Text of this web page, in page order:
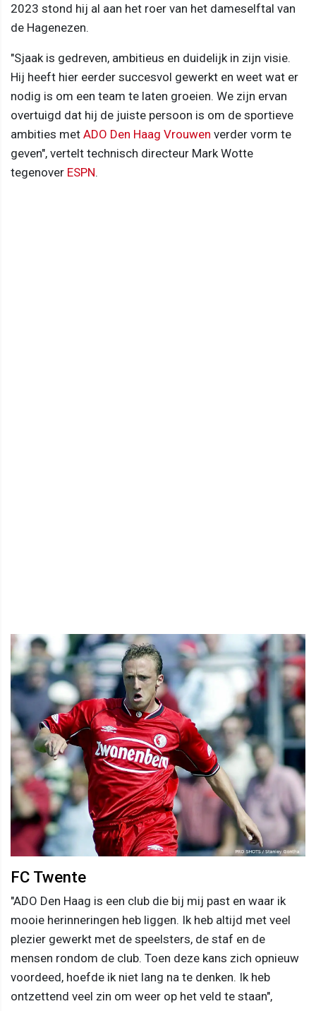
2023 stond hij al aan het roer van het dameselftal van
de Hagenezen.
"Sjaak is gedreven, ambitieus en duidelijk in zijn visie.
Hij heeft hier eerder succesvol gewerkt en weet wat er
nodig is om een team te laten groeien. We zijn ervan
overtuigd dat hij de juiste persoon is om de sportieve
ambities met ADO Den Haag Vrouwen verder vorm te
geven", vertelt technisch directeur Mark Wotte
tegenover ESPN.
FC Twente
"ADO Den Haag is een club die bij mij past en waar ik
mooie herinneringen heb liggen. Ik heb altijd met veel
plezier gewerkt met de speelsters, de staf en de
mensen rondom de club. Toen deze kans zich opnieuw
voordeed, hoefde ik niet lang na te denken. Ik heb
ontzettend veel zin om weer op het veld te staan",